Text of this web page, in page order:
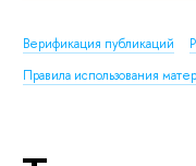
Верификация публикаций
Правила использования